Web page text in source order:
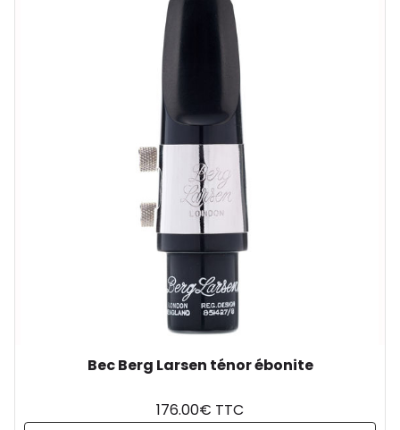
Bec Berg Larsen ténor ébonite
176.00€ TTC